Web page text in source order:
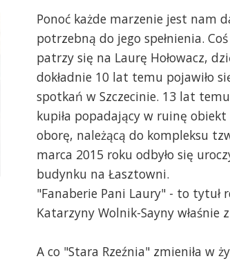
Ponoć każde marzenie jest nam
potrzebną do jego spełnienia.
patrzy się na Laurę Hołowacz,
dokładnie 10 lat temu pojawiło
spotkań w Szczecinie. 13 lat
kupiła popadający w ruinę obiekt
oborę, należącą do kompleksu
marca 2015 roku odbyło się
budynku na Łasztowni.
"Fanaberie Pani Laury" - to tytuł
Katarzyny Wolnik-Sayny właśnie
A co "Stara Rzeźnia" zmieniła w